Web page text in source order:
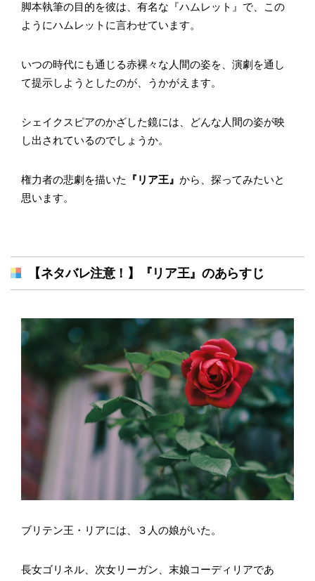
脚本執筆の目的を彼は、有名な『ハムレット』で、この
ようにハムレットに言わせています。
いつの時代にも通じる赤裸々な人間の姿を、演劇を通し
て提示しようとしたのが、うかがえます。
シェイクスピアのかざした鏡には、どんな人間の姿が映
し出されているのでしょうか。
権力者の悲劇を描いた 『リア王』 から、探ってみたいと
思います。
【ネタバレ注意！】『リア王』のあらすじ
ブリテン王・リアには、３人の娘がいた。
長女ゴリネル、次女リーガン、末娘コーディリアであ